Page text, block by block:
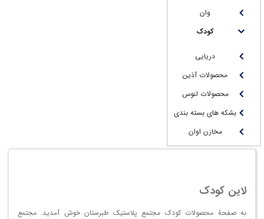
وان
کودک
دریایی
محصولات آذین
محصولات لنوس
بشکه های بسته بندی
مخازن اوان
لاین کودک
به صفحۀ محصولات کودک مجتمع پلاستیک طبرستان خوش آمدید. مجتمع